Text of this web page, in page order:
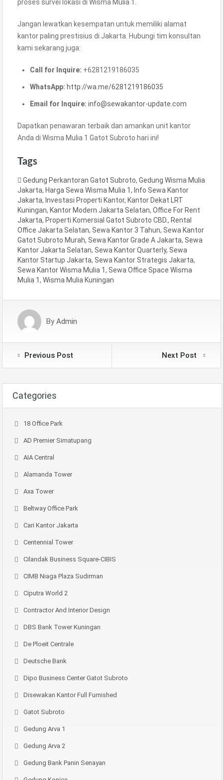
proses survei lokasi di Wisma Mulia 1.
Jangan lewatkan kesempatan untuk memiliki alamat
kantor paling prestisius di Jakarta. Hubungi tim konsultan
kami sekarang juga:
Call for Inquire: +6281219186035
WhatsApp: http://wa.me/6281219186035
Email for Inquire: info@sewakantor-update.com
Dapatkan penawaran terbaik dan amankan unit kantor
Anda di Wisma Mulia 1 Gatot Subroto hari ini!
Tags
Gedung Perkantoran Gatot Subroto, Gedung Wisma Mulia
Jakarta, Harga Sewa Wisma Mulia 1, Info Sewa Kantor
Jakarta, Investasi Properti Kantor, Kantor Dekat LRT
Kuningan, Kantor Modern Jakarta Selatan, Office For Rent
Jakarta, Properti Komersial Gatot Subroto CBD., Rental
Office Jakarta Selatan, Sewa Kantor 3 Tahun, Sewa Kantor
Gatot Subroto Murah, Sewa Kantor Grade A Jakarta, Sewa
Kantor Jakarta Selatan, Sewa Kantor Quarterly, Sewa
Kantor Startup Jakarta, Sewa Kantor Strategis Jakarta,
Sewa Kantor Wisma Mulia 1, Sewa Office Space Wisma
Mulia 1, Wisma Mulia Kuningan
By Admin
Previous Post Next Post
Categories
18 Office Park
AD Premier Simatupang
AIA Central
Alamanda Tower
Axa Tower
Beltway Office Park
Cari Kantor Jakarta
Centennial Tower
Cilandak Business Square-CIBIS
CIMB Niaga Plaza Sudirman
Ciputra World 2
Contractor And Interior Design
DBS Bank Tower Kuningan
De Ploeit Centrale
Deutsche Bank
Dipo Business Center Gatot Subroto
Disewakan Kantor Full Furnished
Gatot Subroto
Gedung Arva 1
Gedung Arva 2
Gedung Bank Panin Senayan